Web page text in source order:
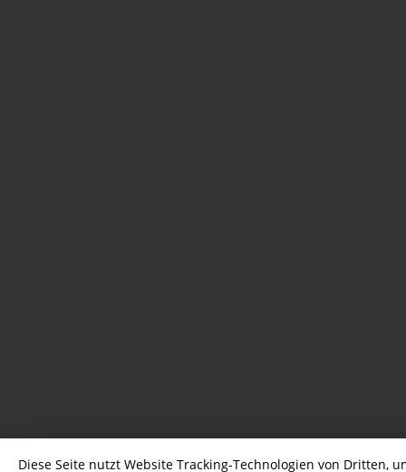
Diese Seite nutzt Website Tracking-Technologien von Dritten,